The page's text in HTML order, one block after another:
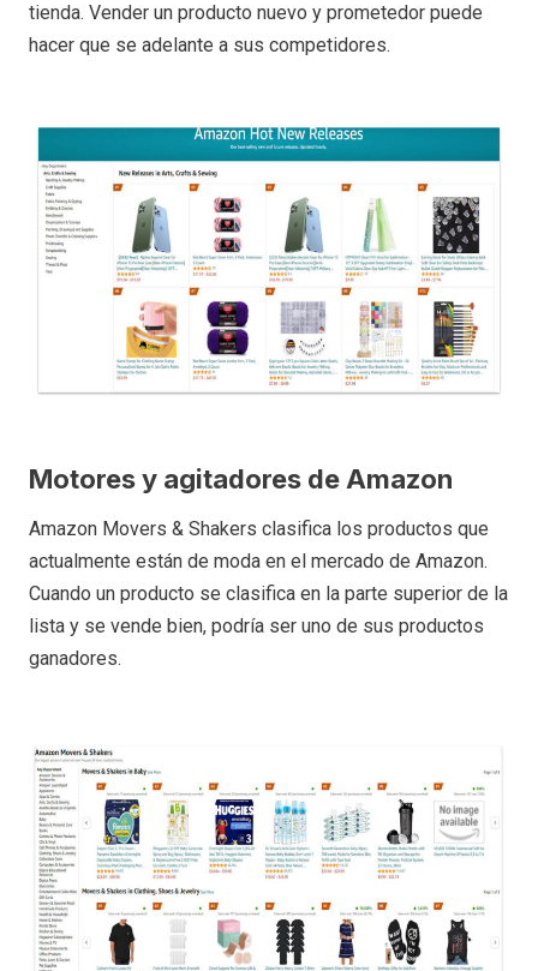
tienda. Vender un producto nuevo y prometedor puede
hacer que se adelante a sus competidores.
Motores y agitadores de Amazon
Amazon Movers & Shakers clasifica los productos que
actualmente están de moda en el mercado de Amazon.
Cuando un producto se clasifica en la parte superior de la
lista y se vende bien, podría ser uno de sus productos
ganadores.